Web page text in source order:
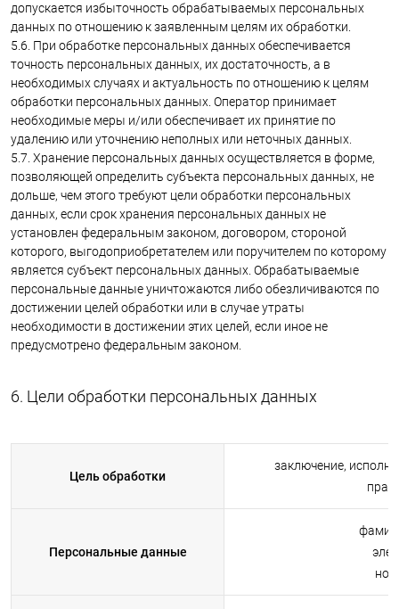
допускается избыточность обрабатываемых персональных
данных по отношению к заявленным целям их обработки.
5.6. При обработке персональных данных обеспечивается
точность персональных данных, их достаточность, а в
необходимых случаях и актуальность по отношению к целям
обработки персональных данных. Оператор принимает
необходимые меры и/или обеспечивает их принятие по
удалению или уточнению неполных или неточных данных.
5.7. Хранение персональных данных осуществляется в форме,
позволяющей определить субъекта персональных данных, не
дольше, чем этого требуют цели обработки персональных
данных, если срок хранения персональных данных не
установлен федеральным законом, договором, стороной
которого, выгодоприобретателем или поручителем по которому
является субъект персональных данных. Обрабатываемые
персональные данные уничтожаются либо обезличиваются по
достижении целей обработки или в случае утраты
необходимости в достижении этих целей, если иное не
предусмотрено федеральным законом.
6. Цели обработки персональных данных
Цель обработки
заключение,
Персональные данные